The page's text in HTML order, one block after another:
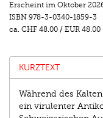
Erscheint im Oktober
ISBN 978-3-0340-1859-3
ca. CHF 48.00 / EUR 48.00
KURZTEXT
Während des
ein virulenter